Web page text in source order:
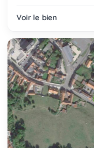
Voir le bien